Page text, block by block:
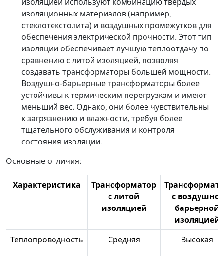
изоляционных материалов (например,
стеклотекстолита) и воздушных промежутков для
обеспечения электрической прочности. Этот тип
изоляции обеспечивает лучшую теплоотдачу по
сравнению с литой изоляцией, позволяя
создавать трансформаторы большей мощности.
Воздушно-барьерные трансформаторы более
устойчивы к термическим перегрузкам и имеют
меньший вес. Однако, они более чувствительны
к загрязнению и влажности, требуя более
тщательного обслуживания и контроля
состояния изоляции.
Основные отличия:
Характеристика
Трансформатор
с литой
изоляцией
с
Теплопроводность
Средняя Высокая